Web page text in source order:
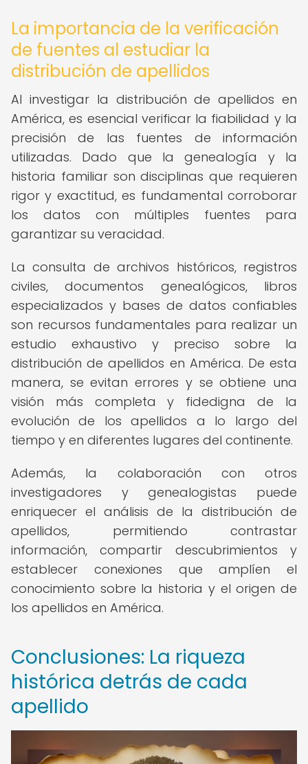
La importancia de la verificación
de fuentes al estudiar la
distribución de apellidos
Al investigar la distribución de apellidos en
América, es esencial verificar la fiabilidad y la
precisión de las fuentes de información
utilizadas. Dado que la genealogía y la
historia familiar son disciplinas que requieren
rigor y exactitud, es fundamental corroborar
los datos con múltiples fuentes para
garantizar su veracidad.
La consulta de archivos históricos, registros
civiles, documentos genealógicos, libros
especializados y bases de datos confiables
son recursos fundamentales para realizar un
estudio exhaustivo y preciso sobre la
distribución de apellidos en América. De esta
manera, se evitan errores y se obtiene una
visión más completa y fidedigna de la
evolución de los apellidos a lo largo del
tiempo y en diferentes lugares del continente.
Además, la colaboración con otros
investigadores y genealogistas puede
enriquecer el análisis de la distribución de
apellidos, permitiendo contrastar
información, compartir descubrimientos y
establecer conexiones que amplíen el
conocimiento sobre la historia y el origen de
los apellidos en América.
Conclusiones: La riqueza
histórica detrás de cada
apellido